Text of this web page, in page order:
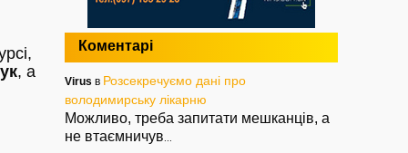
, а
Коментарі
Virus в Розсекречуємо дані про
володимирську лікарню
Можливо, треба запитати мешканців, а
не втаємничув